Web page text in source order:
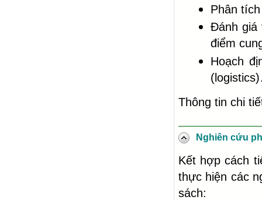
Phân
Đánh giá
điểm
Hoạch
Thông tin chi
Nghiên cứu
Kết hợp cách
thực hiện các
sách: